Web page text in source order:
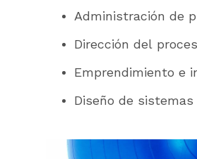
Administración de
Dirección del
Emprendimiento e
Diseño de